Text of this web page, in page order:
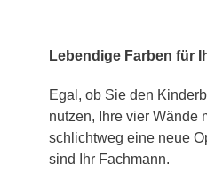
Lebendige Farben für
Egal, ob Sie den
nutzen, Ihre vier Wände
schlichtweg eine neue
sind Ihr Fachmann.